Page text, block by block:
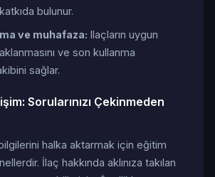
bulunur.
ve muhafaza: Ilaçların uygun
ve son kullanma
sağlar.
Sorularınızı Çekinmeden
bilgilerini halka aktarmak için eğitim
İlaç hakkında aklınıza takılan